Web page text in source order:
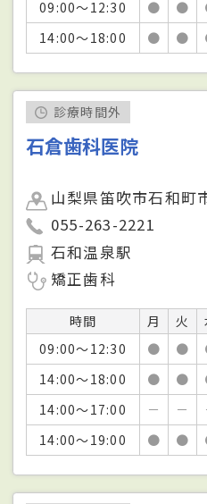
09:00～12:30
● ●
14:00～18:00
● ●
診療時間外
石倉歯科医院
山梨県笛吹市石和町
055-263-2221
石和温泉駅
矯正歯科
時間 月 火
09:00～12:30
● ●
14:00～18:00
● ●
14:00～17:00
－ －
14:00～19:00
● ●